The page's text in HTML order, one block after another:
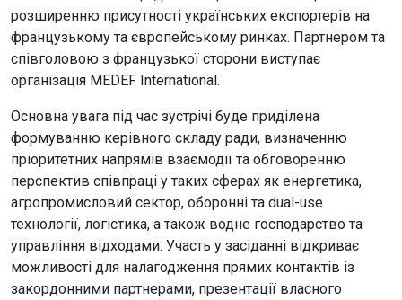
розширенню присутності українських експортерів на
французькому та європейському ринках. Партнером та
співголовою з французької сторони виступає
організація MEDEF International.
Основна увага під час зустрічі буде приділена
формуванню керівного складу ради, визначенню
пріоритетних напрямів взаємодії та обговоренню
перспектив співпраці у таких сферах як енергетика,
агропромисловий сектор, оборонні та dual-use
технології, логістика, а також водне господарство та
управління відходами. Участь у засіданні відкриває
можливості для налагодження прямих контактів із
закордонними партнерами, презентації власного